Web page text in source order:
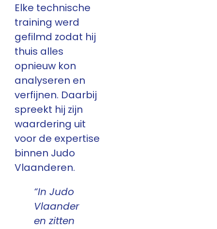
Elke technische
training werd
gefilmd zodat hij
thuis alles
opnieuw kon
analyseren en
verfijnen. Daarbij
spreekt hij zijn
waardering uit
voor de expertise
binnen Judo
Vlaanderen.
“In Judo
Vlaander
en zitten